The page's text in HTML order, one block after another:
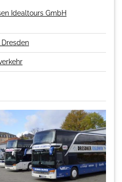
Idealtours GmbH
Dresden